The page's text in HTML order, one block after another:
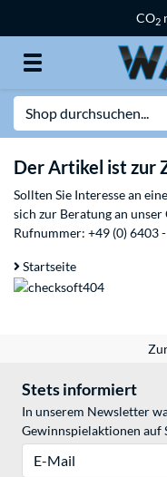
CO2
Der Artikel ist zur
Sollten Sie Interesse an
sich zur Beratung an
Rufnummer: +49 (0) 6403
Startseite
Stets informiert
In unserem Newsletter
Gewinnspielaktionen auf